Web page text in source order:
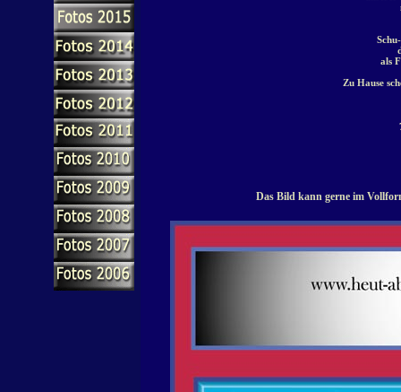
als
Zu Hause
Das Bild kann gerne im